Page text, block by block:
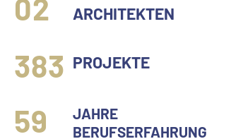
02 ARCHITEKTEN
383 PROJEKTE
59
JAHRE
BERUFSERFAHRUNG